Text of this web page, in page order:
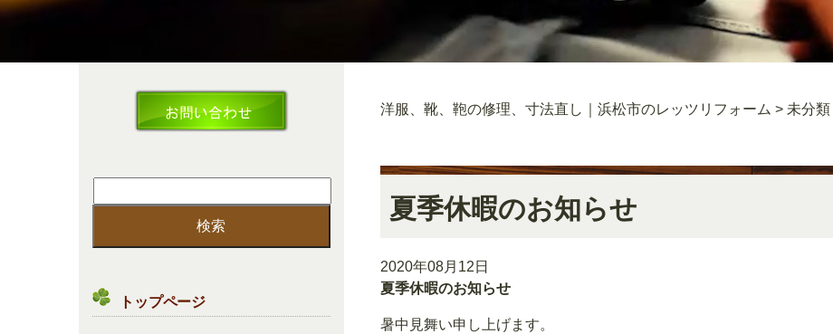
索:
トップページ
洋服、靴、鞄の修理、寸法直し｜浜松市のレッツリフォーム > 未分類
夏季休暇のお知らせ
2020年08月12日
夏季休暇のお知らせ
暑中見舞い申し上げます。